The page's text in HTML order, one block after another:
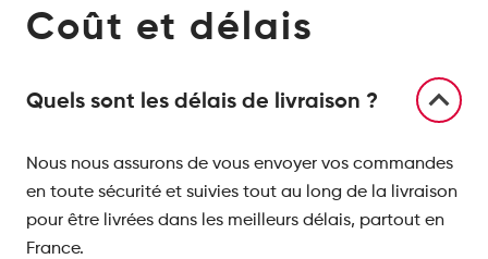
Coût et délais
Quels sont les délais de livraison ?
Nous nous assurons de vous envoyer vos commandes
en toute sécurité et suivies tout au long de la livraison
pour être livrées dans les meilleurs délais, partout en
France.